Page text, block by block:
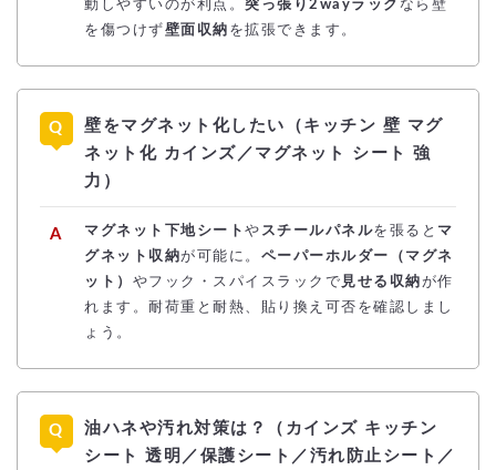
動しやすいのが利点。 突っ張り2wayラック なら壁
を傷つけず壁面収納 を拡張できます。
壁をマグネット化したい（キッチン 壁 マグ
ネット化 カインズ／マグネット シート 強
力）
マグネット下地シート や スチールパネルを張ると マ
グネット収納が可能に。 ペーパーホルダー（マグネ
ット） やフック・スパイスラックで 見せる収納が作
れます。耐荷重と耐熱、貼り換え可否を確認しまし
ょう。
油ハネや汚れ対策は？（カインズ キッチン
シート 透明／保護シート／汚れ防止シート／